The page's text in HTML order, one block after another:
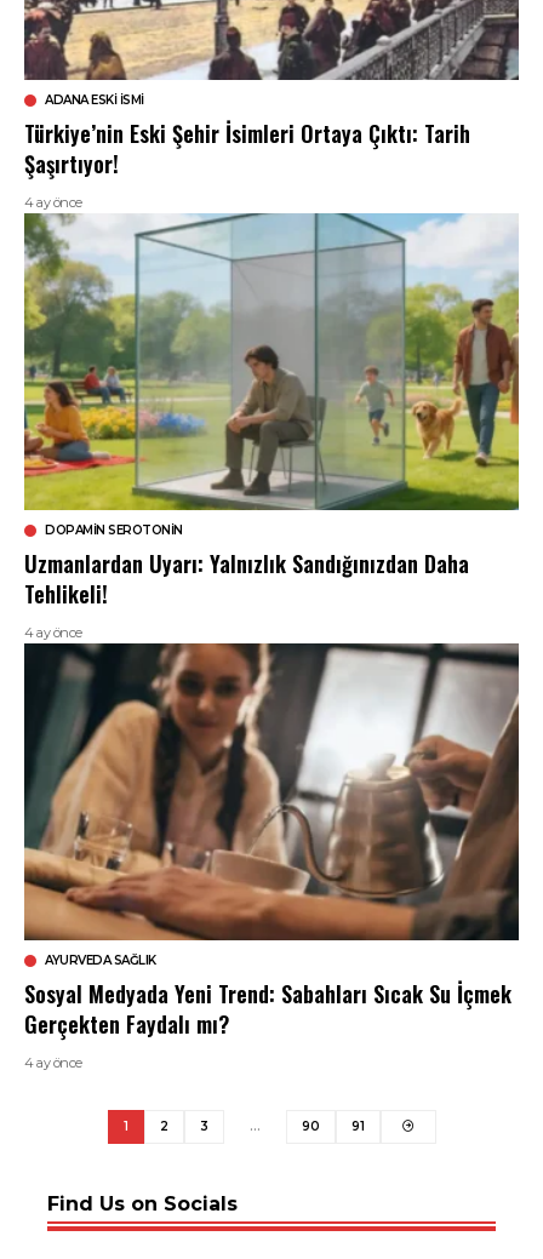
ADANA ESKI İSMI
Türkiye’nin Eski Şehir İsimleri Ortaya Çıktı: Tarih
Şaşırtıyor!
4 ay önce
DOPAMIN SEROTONIN
Uzmanlardan Uyarı: Yalnızlık Sandığınızdan Daha
Tehlikeli!
4 ay önce
AYURVEDA SAĞLIK
Sosyal Medyada Yeni Trend: Sabahları Sıcak Su İçmek
Gerçekten Faydalı mı?
4 ay önce
1 2 3 … 90 91
Find Us on Socials